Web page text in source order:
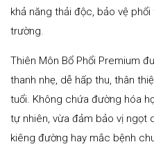
khả năng thải độc, bảo vệ
trường.
Thiên Môn Bổ Phổi Premium
thanh nhẹ, dễ hấp thu, thân
tuổi. Không chứa đường hóa
tự nhiên, vừa đảm bảo vị ngọt
kiêng đường hay mắc bệnh